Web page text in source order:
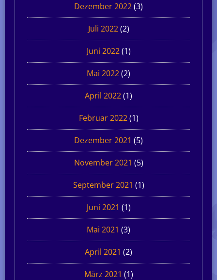
Dezember 2022(3)
Juli 2022(2)
Juni 2022(1)
Mai 2022(2)
April 2022(1)
Februar 2022(1)
Dezember 2021 (5)
November 2021 (5)
September 2021 (1)
Juni 2021 (1)
Mai 2021 (3)
April 2021 (2)
März 2021 (1)